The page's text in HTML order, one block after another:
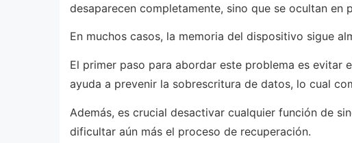
desaparecen completamente, sino que se ocultan en
En muchos casos, la memoria del dispositivo sigue
El primer paso para abordar este problema es evitar
ayuda a prevenir la sobrescritura de datos, lo cual
Además, es crucial desactivar cualquier función de
dificultar aún más el proceso de recuperación.